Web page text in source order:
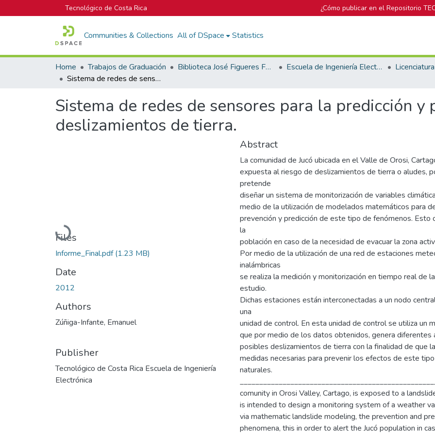
Tecnológico de Costa Rica ¿Cómo publicar en el Repositorio
Communities & Collections All of DSpace Statistics
Home Trabajos de Graduación Biblioteca José Figueres Ferrer
Escuela de Ingeniería Electrónica
Sistema de redes de sensores para la predicción y prevención de deslizamientos de tierra.
Sistema de redes de sensores para la predicción y
deslizamientos de tierra.
Loading...
Files
Informe_Final.pdf(1.23 MB)
Date
2012
Authors
Zúñiga-Infante, Emanuel
Publisher
Tecnológico de Costa Rica Escuela de Ingeniería
Electrónica
Abstract
La comunidad de Jucó ubicada en el Valle de Orosi,
expuesta al riesgo de deslizamientos de tierra o aludes,
pretende
diseñar un sistema de monitorización de variables
medio de la utilización de modelados matemáticos para
prevención y predicción de este tipo de fenómenos. Esto
la
población en caso de la necesidad de evacuar la zona
Por medio de la utilización de una red de estaciones
inalámbricas
se realiza la medición y monitorización en tiempo real de
estudio.
Dichas estaciones están interconectadas a un nodo
una
unidad de control. En esta unidad de control se utiliza un
que por medio de los datos obtenidos, genera diferentes
posibles deslizamientos de tierra con la finalidad de que
medidas necesarias para prevenir los efectos de este
naturales.
comunity in Orosi Valley, Cartago, is exposed to a
is intended to design a monitoring system of a weather
via mathematic landslide modeling, the prevention and
phenomena, this in order to alert the Jucó population in